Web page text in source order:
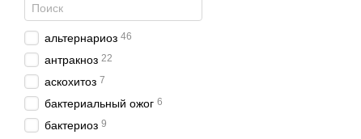
альтернариоз 46
антракноз 22
аскохитоз 7
бактериальный ожог 6
бактериоз 9